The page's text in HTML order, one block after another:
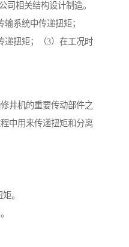
司相关结构设计制造。
系统中传递扭矩；
递扭矩；（3）在工况时
井机的重要传动部件之
中用来传递扭矩和分离
。